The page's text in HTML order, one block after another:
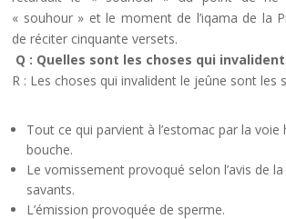
« souhour » et le moment de l’iqama de la
de réciter cinquante versets.
Q : Quelles sont les choses qui
R : Les choses qui invalident le jeûne sont les
Tout ce qui parvient à l’estomac par la voie
bouche.
Le vomissement provoqué selon l’avis de
savants.
L’émission provoquée de sperme.